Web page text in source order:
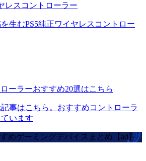
レスコントローラー
生むPS5純正ワイヤレスコントロー
ローラーおすすめ20選はこちら
事はこちら。おすすめコントローラ
います
めゲーミングデバイスまとめ【ad】